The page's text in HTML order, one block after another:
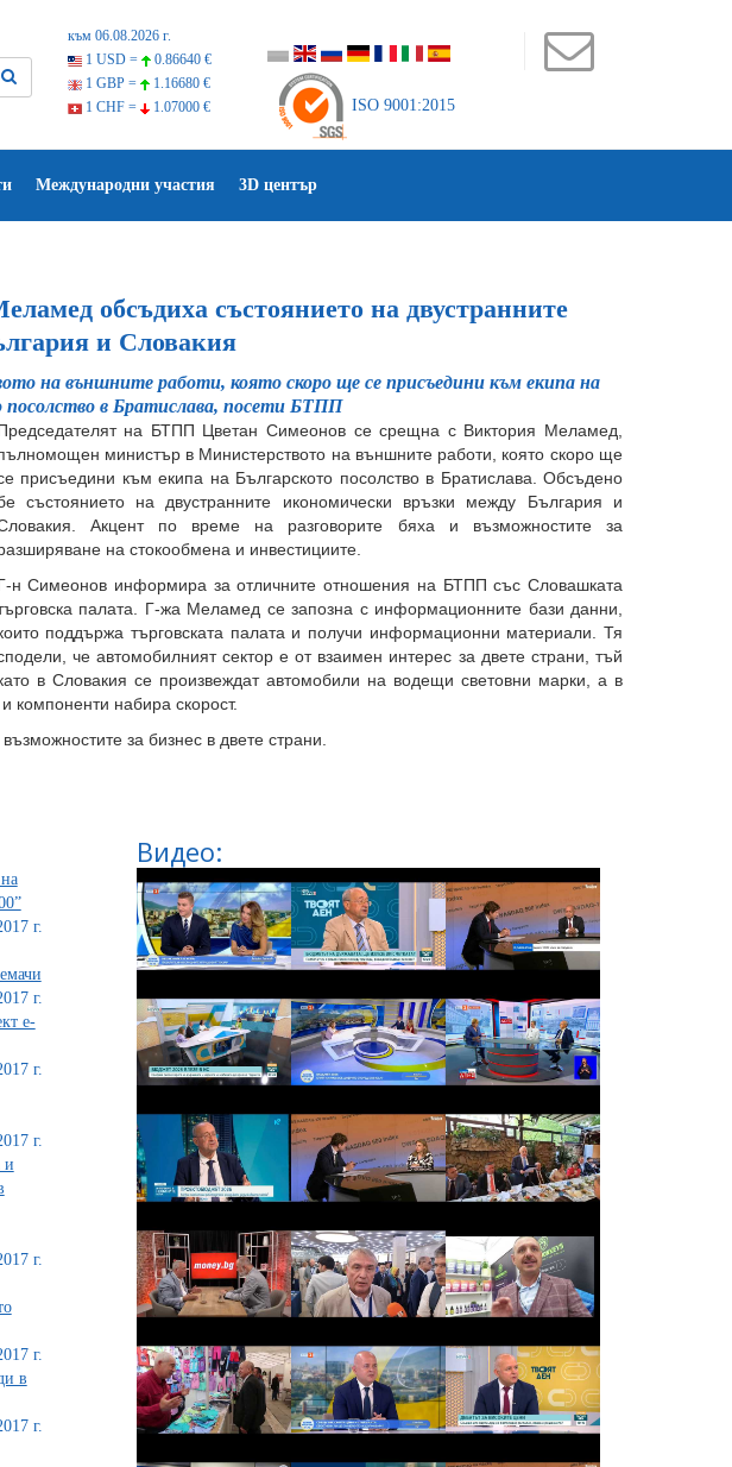
към 06.08.2026 г.
1 USD =
0.86640 €
1 GBP =
1.16680 €
1 CHF =
1.07000 € ISO 9001:2015
Международни участия 3D център
обсъдиха състоянието на двустранните
и Словакия
на външните работи, която скоро ще се присъедини към екипа на
посолство в Братислава, посети БТПП
на БТПП Цветан Симеонов се срещна с Виктория Меламед,
министър в Министерството на външните работи, която скоро ще
присъедини към екипа на Българското посолство в Братислава. Обсъдено
състоянието на двустранните икономически връзки между България и
Акцент по време на разговорите бяха и възможностите за
на стокообмена и инвестициите.
н Симеонов информира за отличните отношения на БТПП със Словашката
палата. Г-жа Меламед се запозна с информационните бази данни,
поддържа търговската палата и получи информационни материали. Тя
че автомобилният сектор е от взаимен интерес за двете страни, тъй
в Словакия се произвеждат автомобили на водещи световни марки, а в
компоненти набира скорост.
за бизнес в двете страни.
г.
г.
е-
г.
г.
и
г.
г.
в
г.
Видео: